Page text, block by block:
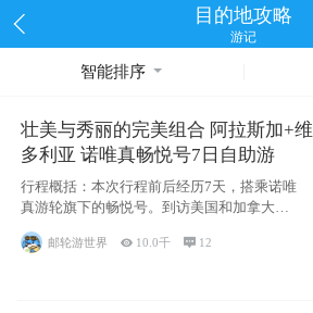
目的地攻略
游记
智能排序
壮美与秀丽的完美组合 阿拉斯加+维
多利亚 诺唯真畅悦号7日自助游
行程概括：本次行程前后经历7天，搭乘诺唯
真游轮旗下的畅悦号。到访美国和加拿大的4
个州/省：美国华盛顿州
邮轮游世界  10.0千  12